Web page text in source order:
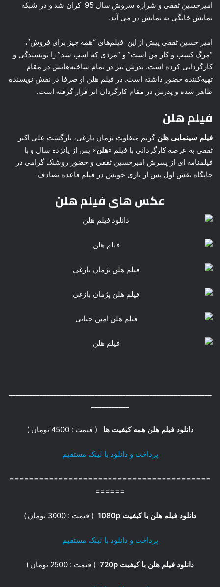
امیرحسین ثقفی و شراره سروش سال 95 اکران شد و در شبکه
نمایش خانگی به نمایش در می آید.
امیر حسین ثقفی پیش از این فیلم‌های “همه چیز برای فروش”،
“مرگ کسب و کار من است” و “مردی که اسب شد” را نویسندگی و
کارگردانی کرده است. پدرش نیز در تمام ساخته‌هایش در مقام
تهیه‌کننده حضور داشته است. در فیلم هلن او صرفا در نقش نویسنده
ظاهر شده و پدرش در مقام کارگردان اثر قرار گرفته است.
فیلم هلن
فیلم سینمایی هلن گریم متفاوت پژمان بازغی، بازگشت علی اکبر
ثقفی به عرصه کارگردانی با فیلم «هلن» پس از پانزده سال و با
فیلمنامه ای از پسرش امیرحسین ثقفی و حضور روشنک گرامی در
جایگاه نقش اول پس از بازی خوبش در فیلم قاعده تصادف
عکس های فیلم هلن
دانلود فیلم هلن همه کیفیت ها ( قیمت : 4500 تومان )
پرداخت و دانلود با لینک مستقیم
=========================================
======
دانلود فیلم هلن با کیفیت 1080p ( قیمت : 3000 تومان )
پرداخت و دانلود با لینک مستقیم
دانلود فیلم هلن با کیفیت 720p ( قیمت : 2500 تومان )